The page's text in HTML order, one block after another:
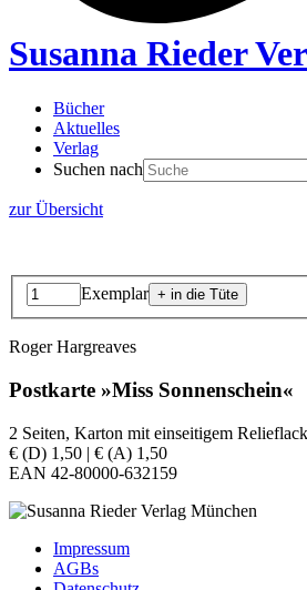
Susanna Rieder
Bücher
Aktuelles
Verlag
Suchen nach
zur Übersicht
Exemplar
Roger Hargreaves
Postkarte »Miss Sonnenschein«
2 Seiten, Karton mit einseitigem
€ (D) 1,50 | € (A) 1,50
EAN 42-80000-632159
Impressum
AGBs